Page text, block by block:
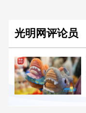
光明网评论员